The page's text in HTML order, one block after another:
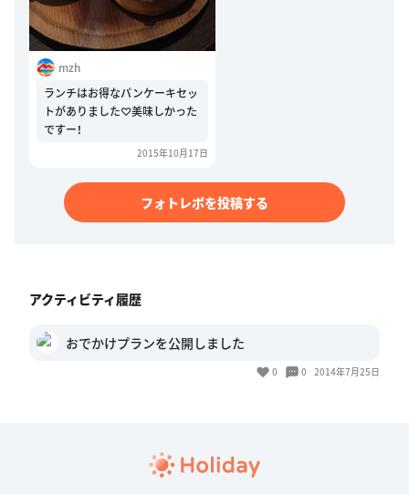
mzh
ランチはお得なパンケーキセッ
トがありました♡美味しかった
ですー！
2015年10月17日
フォトレポを投稿する
アクティビティ履歴
おでかけプランを公開しました
0 0 2014年7月25日